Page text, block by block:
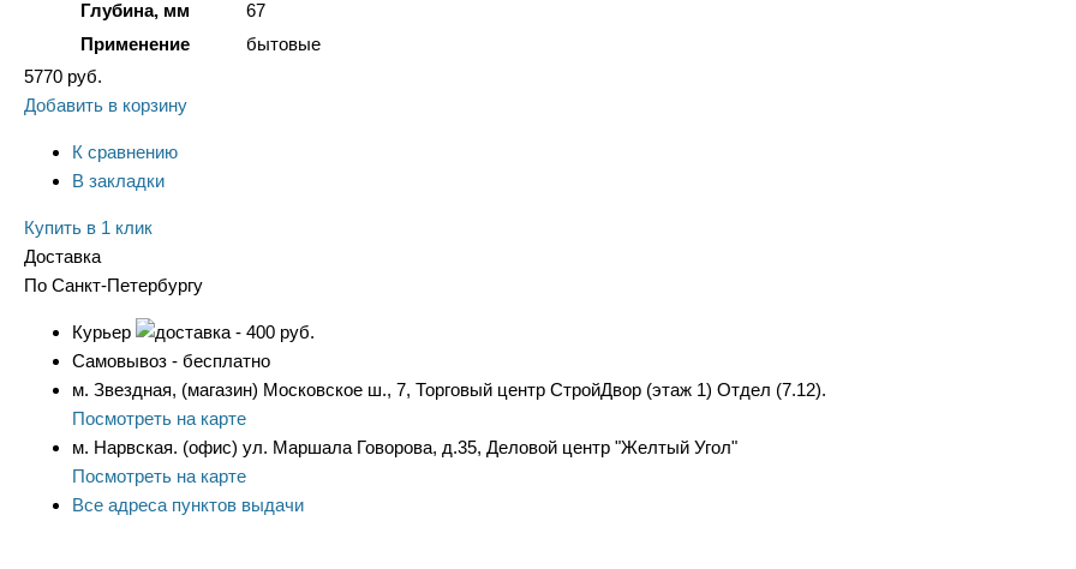
Глубина, мм
67
Применение
бытовые
5770 руб.
Добавить в корзину
К сравнению
В закладки
Купить в 1 клик
Доставка
По Санкт-Петербургу
Курьер
- 400 руб.
Самовывоз - бесплатно
м. Звездная, (магазин) Московское ш., 7, Торговый центр СтройДвор (этаж 1) Отдел (7.12).
Посмотреть на карте
м. Нарвская. (офис) ул. Маршала Говорова, д.35, Деловой центр "Желтый Угол"
Посмотреть на карте
Все адреса пунктов выдачи